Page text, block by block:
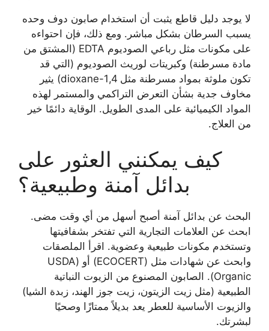
لا يوجد دليل قاطع يثبت أن استخدام صابون دوف وحده
يسبب السرطان بشكل مباشر. ومع ذلك، فإن احتواءه
على مكونات مثل رباعي الصوديوم EDTA (المشتق من
مادة مسرطنة) وكبريتات لوريث الصوديوم (التي قد
تكون ملوثة بمواد مسرطنة مثل 1,4-dioxane) يثير
مخاوف جدية بشأن التعرض التراكمي والمستمر لهذه
المواد الكيميائية على المدى الطويل. الوقاية دائمًا خير
من العلاج.
كيف يمكنني العثور على
بدائل آمنة وطبيعية؟
البحث عن بدائل آمنة أصبح أسهل من أي وقت مضى.
ابحث عن العلامات التجارية التي تفتخر بشفافيتها
وتستخدم مكونات طبيعية وعضوية. اقرأ الملصقات
وابحث عن شهادات مثل (ECOCERT) أو (USDA
Organic). الصابون المصنوع من الزيوت النباتية
الطبيعية (مثل زيت الزيتون، زيت جوز الهند، زبدة الشيا)
والزيوت الأساسية للعطر يعد بديلاً ممتازًا وصحيًا
لبشرتك.